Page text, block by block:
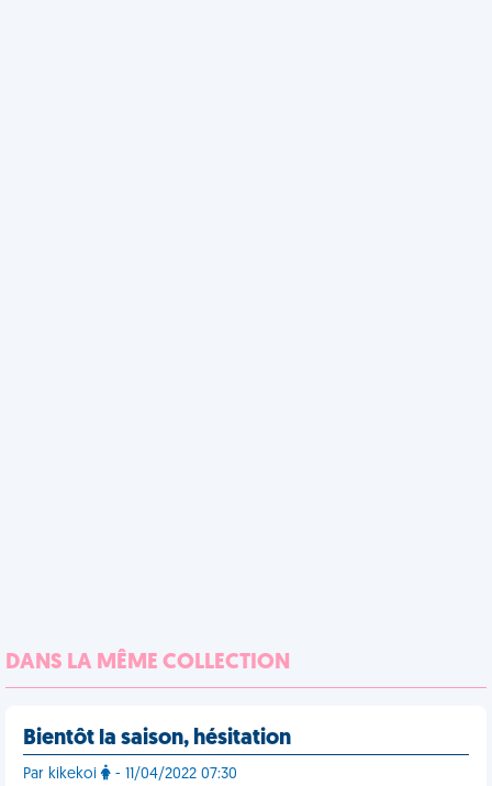
DANS LA MÊME COLLECTION
Bientôt la saison, hésitation
Par kikekoi - 11/04/2022 07:30